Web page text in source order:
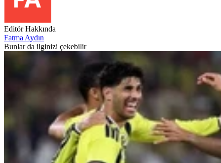
Editör Hakkında
Fatma Aydın
Bunlar da ilginizi çekebilir